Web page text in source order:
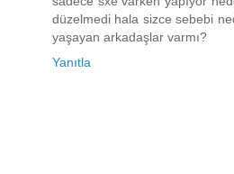
düzelmedi hala sizce sebebi
yaşayan arkadaşlar varmı?
Yanıtla